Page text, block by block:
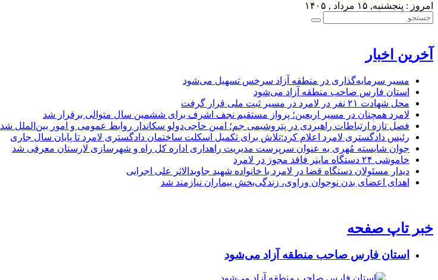
امروز : پنجشنبه, ۱۵ مرداد , ۱۴۰۵
آخرین اخبار
مسیر سرمایه‌گذاری در منطقه آزاد سرخس تسهیل می‌شود
استان فارس صاحب منطقه آزاد می‌شود
محل شهادت ۲۱ نفر در لامرد در مسیر ثبت ملی قرار گرفت
لامرد همچنان در مسیر اربعین؛ پرواز مستقیم نجف اشرف برای ششمین سال متوالی برقرار شد
فصل تازه ارتباطات راهبردی در پتروشیمی جم؛ امین حاجی‌دولو سکاندار روابط عمومی و امور بین‌الملل شد
رئیس دادگستری لامرد اعلام کرد:تلاش برای تکمیل اسکلت ساختمان دادگستری لامرد تا پایان سال جاری
جوان شایسته مُهری به عنوان سرپرست مدیریت راهداری اداره کل راه و شهرسازی لارستان معرفی شد
خاموشی ۲۴ دستگاه ماینر فاقد مجوز در لامرد
دیدار مسئولان دستگاه قضا در لامرد با خانواده شهید جاویدالاثر علی اجرایی
اهدای اعضای بدن نوجوان وراوی، زندگی‌بخش بیماران نیازمند شد
خبر تاپ صفحه
استان فارس صاحب منطقه آزاد می‌شود